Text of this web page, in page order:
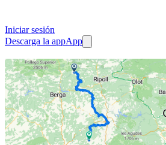
Iniciar sesión
Descarga la appApp